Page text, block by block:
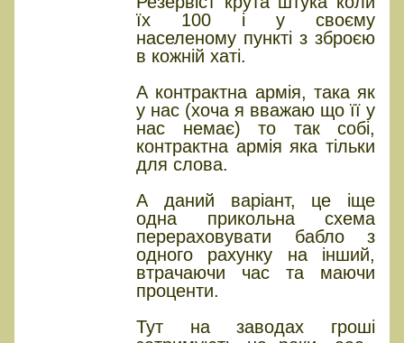
їх 100 і у своєму
населеному пункті з зброєю
в кожній хаті.
А контрактна армія, така як
у нас (хоча я вважаю що її у
нас немає) то так собі,
контрактна армія яка тільки
для слова.
А даний варіант, це іще
одна прикольна схема
перераховувати бабло з
одного рахунку на інший,
втрачаючи час та маючи
проценти.
Тут на заводах гроші